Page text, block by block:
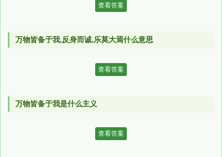
查看答案
万物皆备于我,反身而诚,乐莫大焉什么意思
查看答案
万物皆备于我是什么主义
查看答案